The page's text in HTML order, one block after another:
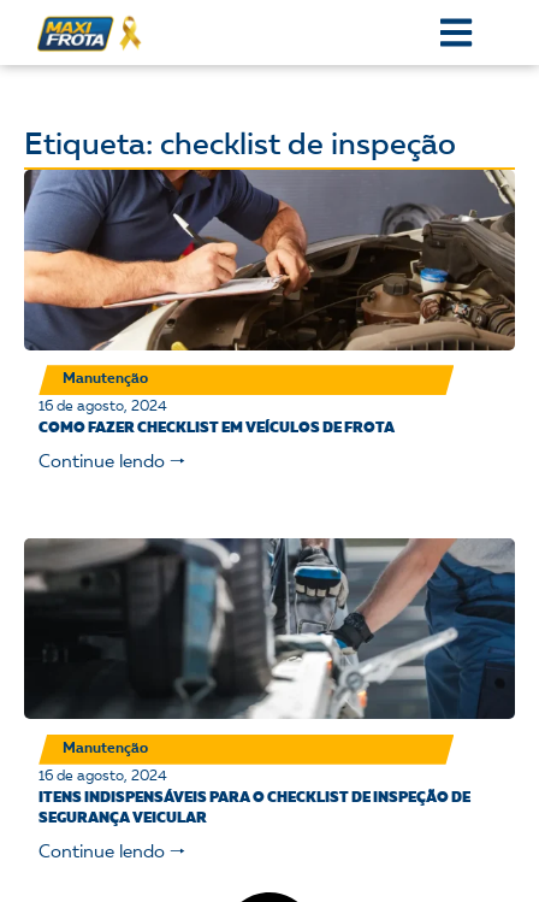
Etiqueta: checklist de inspeção
Manutenção
16 de agosto, 2024
COMO FAZER CHECKLIST EM VEÍCULOS DE FROTA
Continue lendo 🠒
Manutenção
16 de agosto, 2024
ITENS INDISPENSÁVEIS PARA O CHECKLIST DE INSPEÇÃO DE
SEGURANÇA VEICULAR
Continue lendo 🠒